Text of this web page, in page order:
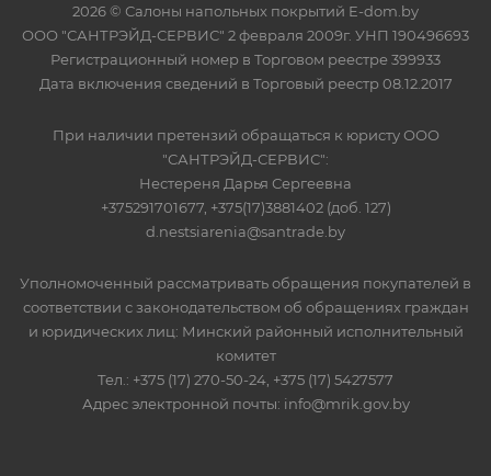
2026 © Салоны напольных покрытий E-dom.by
ООО "САНТРЭЙД-СЕРВИС" 2 февраля 2009г. УНП 190496693
Регистрационный номер в Торговом реестре 399933
Дата включения сведений в Торговый реестр 08.12.2017
При наличии претензий обращаться к юристу ООО
"САНТРЭЙД-СЕРВИС":
Нестереня Дарья Сергеевна
+375291701677, +375(17)3881402 (доб. 127)
d.nestsiarenia@santrade.by
Уполномоченный рассматривать обращения покупателей в
соответствии с законодательством об обращениях граждан
и юридических лиц: Минский районный исполнительный
комитет
Тел.: +375 (17) 270-50-24, +375 (17) 5427577
Адрес электронной почты: info@mrik.gov.by